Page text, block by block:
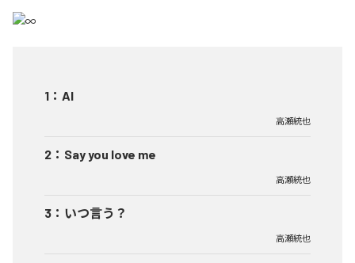
1 ： AI
高瀬統也
2 ： Say you love me
高瀬統也
3 ： いつ言う？
高瀬統也